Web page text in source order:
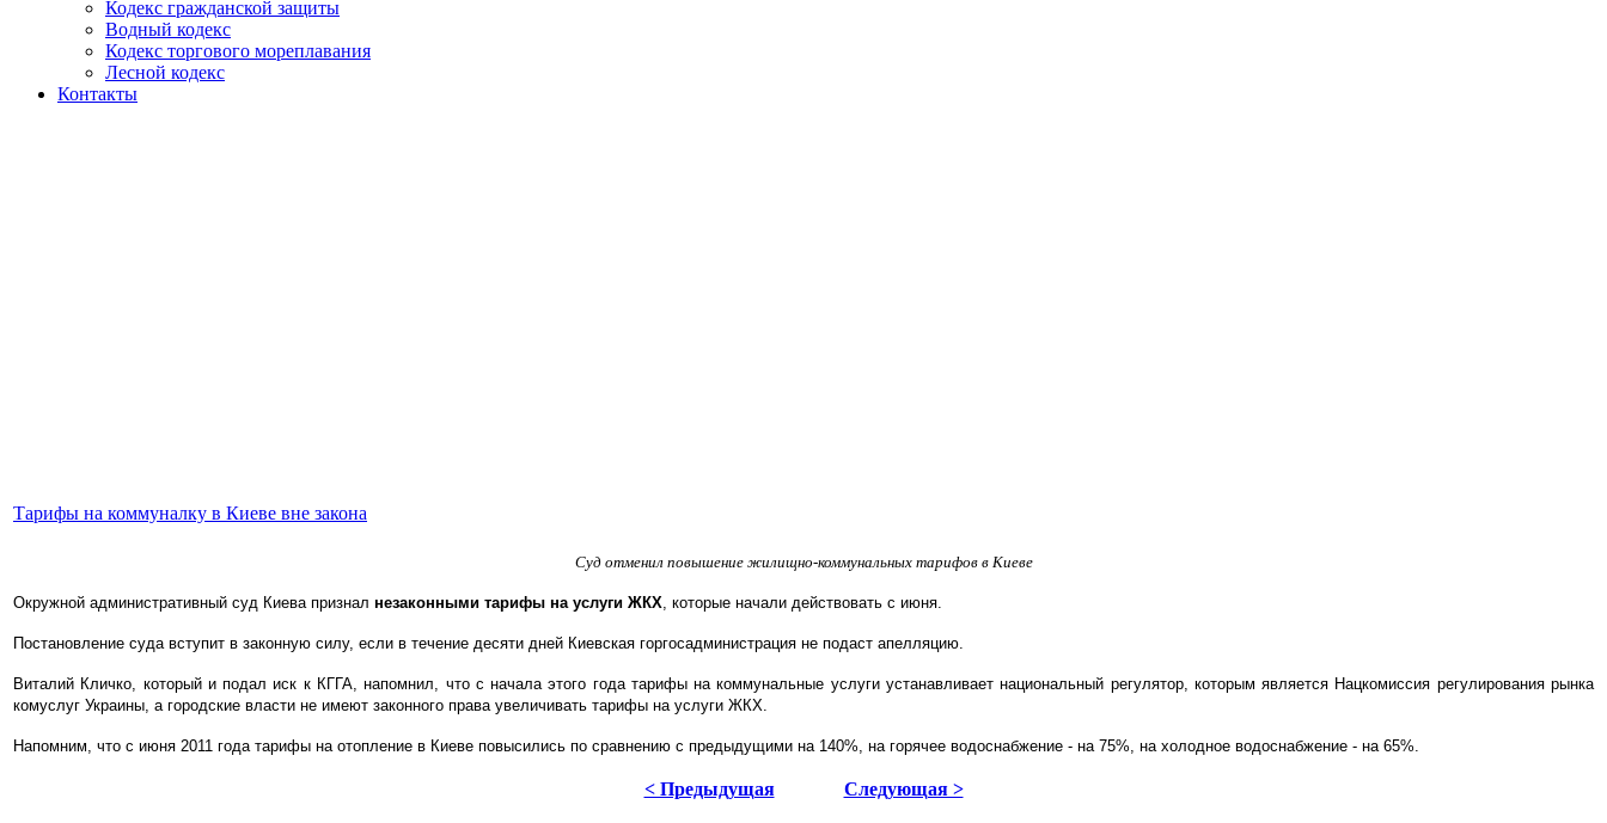
Кодекс гражданской защиты
Водный кодекс
Кодекс торгового мореплавания
Лесной кодекс
Контакты
Тарифы на коммуналку в Киеве вне закона
Суд отменил повышение жилищно-коммунальных тарифов в Киеве
Окружной административный суд Киева признал незаконными тарифы на услуги ЖКХ, которые начали действовать с июня.
Постановление суда вступит в законную силу, если в течение десяти дней Киевская горгосадминистрация не подаст апелляцию.
Виталий Кличко, который и подал иск к КГГА, напомнил, что с начала этого года тарифы на коммунальные услуги устанавливает национальный регулятор, которым является Нацкомиссия регулирования рынка
комуслуг Украины, а городские власти не имеют законного права увеличивать тарифы на услуги ЖКХ.
Напомним, что с июня 2011 года тарифы на отопление в Киеве повысились по сравнению с предыдущими на 140%, на горячее водоснабжение - на 75%, на холодное водоснабжение - на 65%.
< Предыдущая Следующая >